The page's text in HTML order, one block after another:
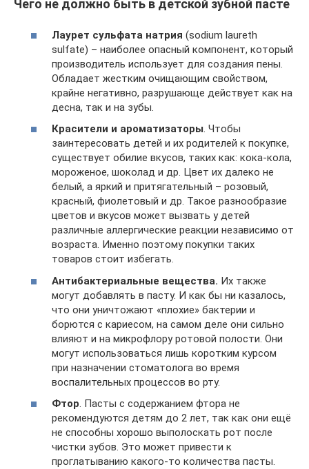
Чего не должно быть в детской зубной пасте
Лаурет сульфата натрия (sodium laureth
sulfate) – наиболее опасный компонент, который
производитель использует для создания пены.
Обладает жестким очищающим свойством,
крайне негативно, разрушающе действует как на
десна, так и на зубы.
Красители и ароматизаторы. Чтобы
заинтересовать детей и их родителей к покупке,
существует обилие вкусов, таких как: кока-кола,
мороженое, шоколад и др. Цвет их далеко не
белый, а яркий и притягательный – розовый,
красный, фиолетовый и др. Такое разнообразие
цветов и вкусов может вызвать у детей
различные аллергические реакции независимо от
возраста. Именно поэтому покупки таких
товаров стоит избегать.
Антибактериальные вещества. Их также
могут добавлять в пасту. И как бы ни казалось,
что они уничтожают «плохие» бактерии и
борются с кариесом, на самом деле они сильно
влияют и на микрофлору ротовой полости. Они
могут использоваться лишь коротким курсом
при назначении стоматолога во время
воспалительных процессов во рту.
Фтор. Пасты с содержанием фтора не
рекомендуются детям до 2 лет, так как они ещё
не способны хорошо выполоскать рот после
чистки зубов. Это может привести к
проглатыванию какого-то количества пасты.